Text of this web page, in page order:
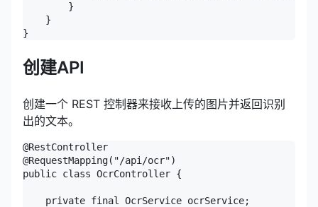
}
}
}
创建API
创建一个 REST 控制器来接收上传的图片并返回识别
出的文本。
@RestController
@RequestMapping("/api/ocr")
public class OcrController {
private final OcrService ocrService;